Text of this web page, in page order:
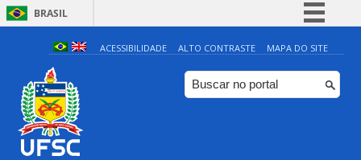
BRASIL
Simplifique!
Comunica BR
Participe
ACESSIBILIDADE ALTO CONTRASTE MAPA DO SITE